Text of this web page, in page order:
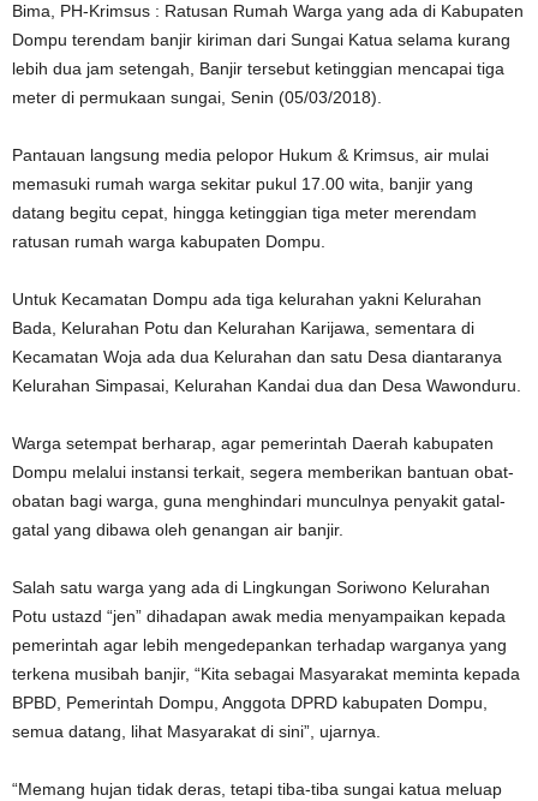
Bima, PH-Krimsus : Ratusan Rumah Warga yang ada di Kabupaten
Dompu terendam banjir kiriman dari Sungai Katua selama kurang
lebih dua jam setengah, Banjir tersebut ketinggian mencapai tiga
meter di permukaan sungai, Senin (05/03/2018).
Pantauan langsung media pelopor Hukum & Krimsus, air mulai
memasuki rumah warga sekitar pukul 17.00 wita, banjir yang
datang begitu cepat, hingga ketinggian tiga meter merendam
ratusan rumah warga kabupaten Dompu.
Untuk Kecamatan Dompu ada tiga kelurahan yakni Kelurahan
Bada, Kelurahan Potu dan Kelurahan Karijawa, sementara di
Kecamatan Woja ada dua Kelurahan dan satu Desa diantaranya
Kelurahan Simpasai, Kelurahan Kandai dua dan Desa Wawonduru.
Warga setempat berharap, agar pemerintah Daerah kabupaten
Dompu melalui instansi terkait, segera memberikan bantuan obat-
obatan bagi warga, guna menghindari munculnya penyakit gatal-
gatal yang dibawa oleh genangan air banjir.
Salah satu warga yang ada di Lingkungan Soriwono Kelurahan
Potu ustazd “jen” dihadapan awak media menyampaikan kepada
pemerintah agar lebih mengedepankan terhadap warganya yang
terkena musibah banjir, “Kita sebagai Masyarakat meminta kepada
BPBD, Pemerintah Dompu, Anggota DPRD kabupaten Dompu,
semua datang, lihat Masyarakat di sini”, ujarnya.
“Memang hujan tidak deras, tetapi tiba-tiba sungai katua meluap